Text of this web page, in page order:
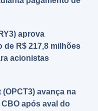
aprova
de R$ 217,8 milhões
acionistas
(OPCT3) avança na
após aval do